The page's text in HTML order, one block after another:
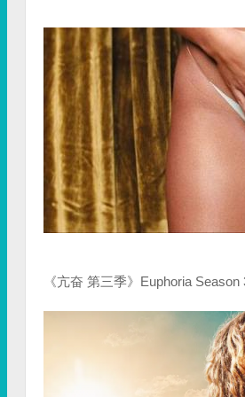
《亢奋 第三季》Euphoria Season